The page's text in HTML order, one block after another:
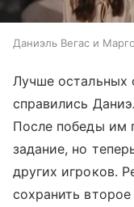
Даниэль Вегас и
Лучше остальных
справились
После победы им
задание, но
других игроков.
сохранить